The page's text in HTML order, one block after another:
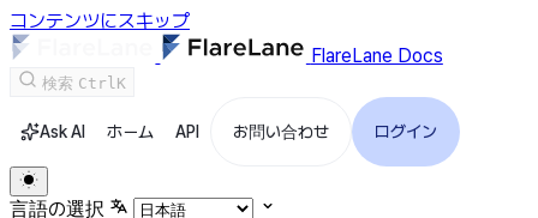
コンテンツにスキップ
FlareLane Docs
検索 CtrlK
Ask AI ホーム API お問い合わせ ログイン
言語の選択